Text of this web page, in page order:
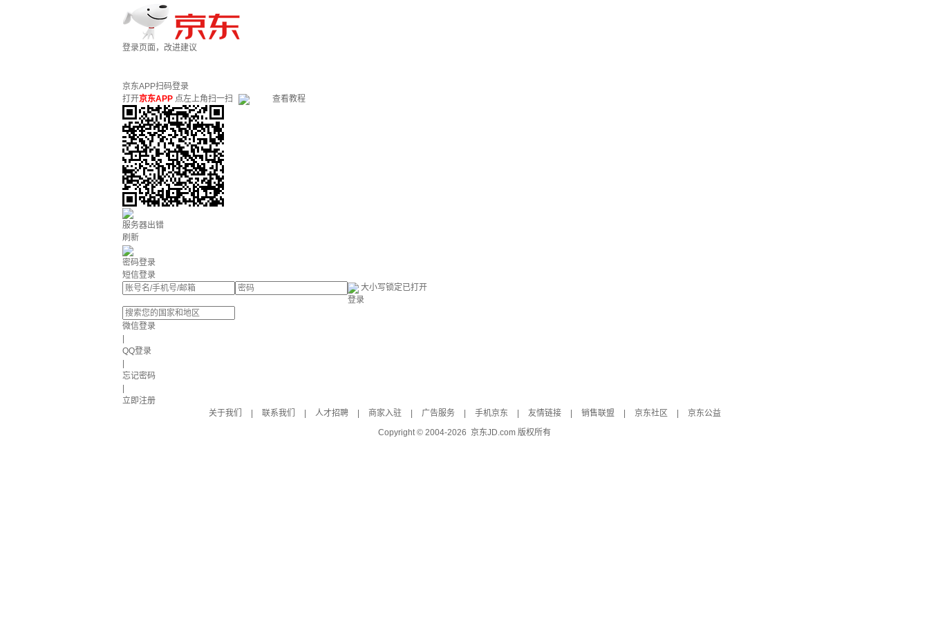
登录页面，改进建议
京东APP扫码登录
打开京东APP 点左上角扫一扫 查看教程
服务器出错
刷新
密码登录
短信登录
大小写锁定已打开
登录
微信登录
QQ登录
忘记密码
立即注册
关于我们
联系我们 人才招聘 商家入驻 广告服务 手机京东 友情链接 销售联盟 京东社区
京东公益
Copyright © 2004-2026 京东JD.com 版权所有